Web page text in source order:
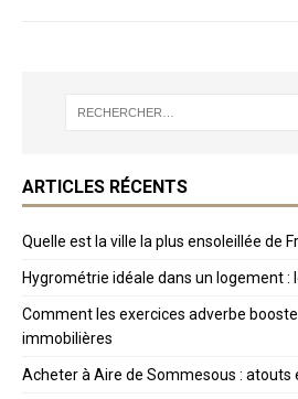
ARTICLES RÉCENTS
Quelle est la ville la plus ensoleillée de
Hygrométrie idéale dans un logement :
Comment les exercices adverbe
immobilières
Acheter à Aire de Sommesous : atouts